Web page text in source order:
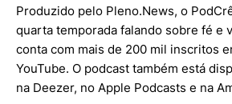
Produzido pelo Pleno.News, o
quarta temporada falando sobre fé e
conta com mais de 200 mil inscritos
YouTube. O podcast também está
na Deezer, no Apple Podcasts e na